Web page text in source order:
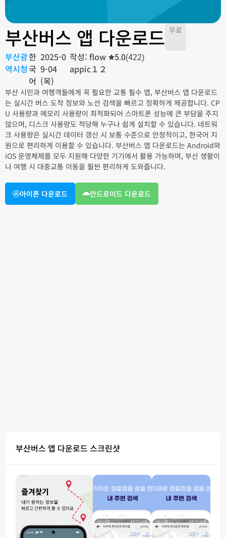
부산버스 앱 다운로드 무료
부산광
역시청
한
국
어
2025-0
9-04
(목)
작성: flow
appic１２
5.0(422)
부산 시민과 여행객들에게 꼭 필요한 교통 필수 앱, 부산버스 앱 다운로드
는 실시간 버스 도착 정보와 노선 검색을 빠르고 정확하게 제공합니다. CP
U 사용량과 메모리 사용량이 최적화되어 스마트폰 성능에 큰 부담을 주지
않으며, 디스크 사용량도 적당해 누구나 쉽게 설치할 수 있습니다. 네트워
크 사용량은 실시간 데이터 갱신 시 보통 수준으로 안정적이고, 한국어 지
원으로 편리하게 이용할 수 있습니다. 부산버스 앱 다운로드는 Android와
iOS 운영체제를 모두 지원해 다양한 기기에서 활용 가능하며, 부산 생활이
나 여행 시 대중교통 이동을 훨씬 편리하게 도와줍니다.
아이폰 다운로드 안드로이드 다운로드
부산버스 앱 다운로드 스크린샷